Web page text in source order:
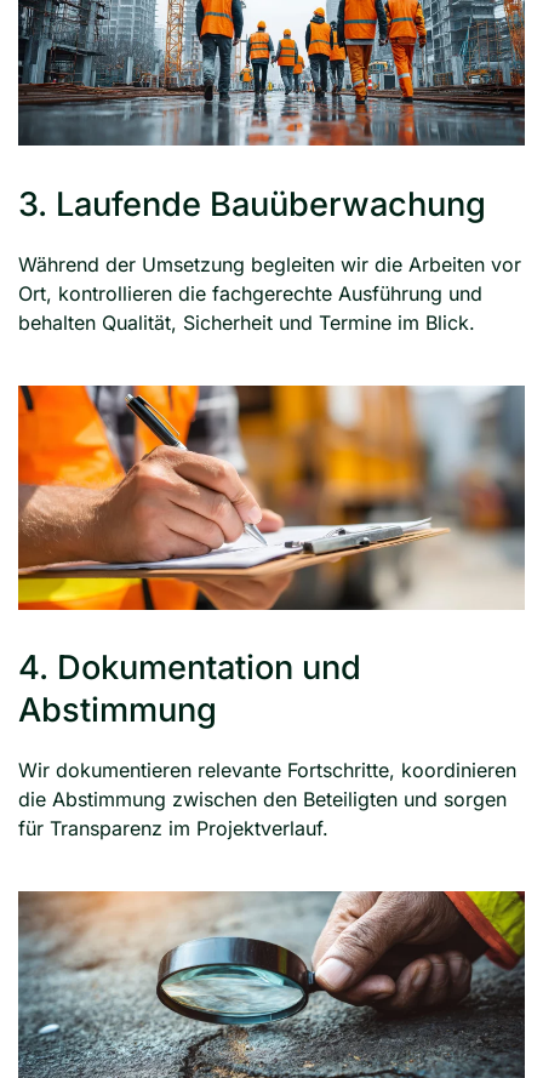
3. Laufende Bauüberwachung
Während der Umsetzung begleiten wir die Arbeiten vor
Ort, kontrollieren die fachgerechte Ausführung und
behalten Qualität, Sicherheit und Termine im Blick.
4. Dokumentation und
Abstimmung
Wir dokumentieren relevante Fortschritte, koordinieren
die Abstimmung zwischen den Beteiligten und sorgen
für Transparenz im Projektverlauf.